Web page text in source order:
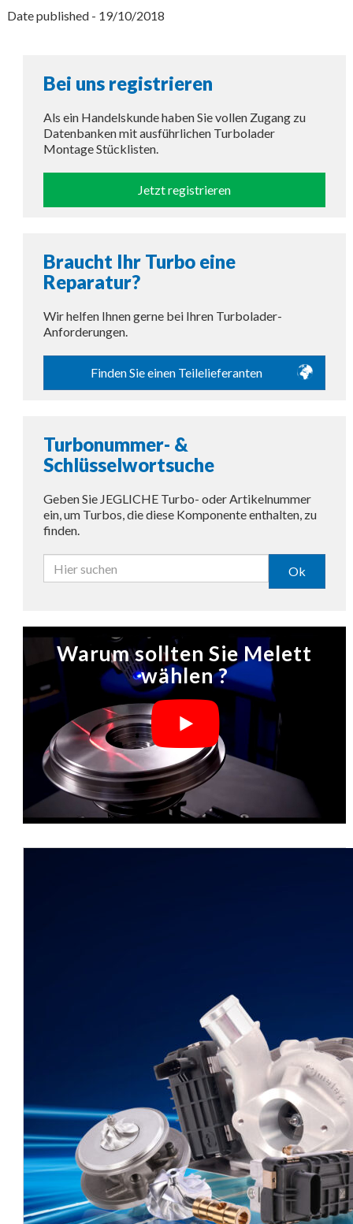
Date published - 19/10/2018
Bei uns registrieren
Als ein Handelskunde haben Sie vollen Zugang zu
Datenbanken mit ausführlichen Turbolader
Montage Stücklisten.
Jetzt registrieren
Braucht Ihr Turbo eine
Reparatur?
Wir helfen Ihnen gerne bei Ihren Turbolader-
Anforderungen.
Finden Sie einen Teilelieferanten
Turbonummer- &
Schlüsselwortsuche
Geben Sie JEGLICHE Turbo- oder Artikelnummer
ein, um Turbos, die diese Komponente enthalten, zu
finden.
Ok
Warum sollten Sie Melett
wählen ?